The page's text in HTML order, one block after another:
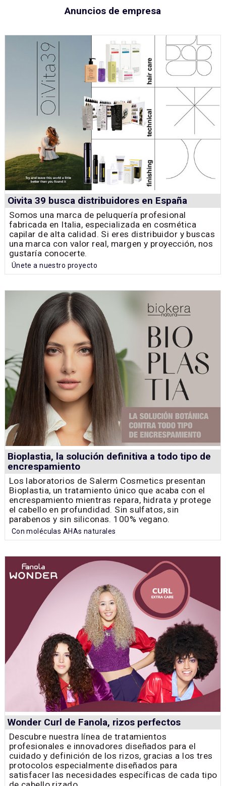
Anuncios de empresa
Oivita 39 busca distribuidores en España
Somos una marca de peluquería profesional
fabricada en Italia, especializada en cosmética
capilar de alta calidad. Si eres distribuidor y buscas
una marca con valor real, margen y proyección, nos
gustaría conocerte.
Únete a nuestro proyecto
Bioplastia, la solución definitiva a todo tipo de
encrespamiento
Los laboratorios de Salerm Cosmetics presentan
Bioplastia, un tratamiento único que acaba con el
encrespamiento mientras repara, hidrata y protege
el cabello en profundidad. Sin sulfatos, sin
parabenos y sin siliconas. 100% vegano.
Con moléculas AHAs naturales
Wonder Curl de Fanola, rizos perfectos
Descubre nuestra línea de tratamientos
profesionales e innovadores diseñados para el
cuidado y definición de los rizos, gracias a los tres
protocolos especialmente diseñados para
satisfacer las necesidades específicas de cada tipo